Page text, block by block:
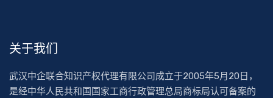
关于我们
武汉中企联合知识产权代理有限公司成立于2005年5月20日，
是经中华人民共和国国家工商行政管理总局商标局认可备案的